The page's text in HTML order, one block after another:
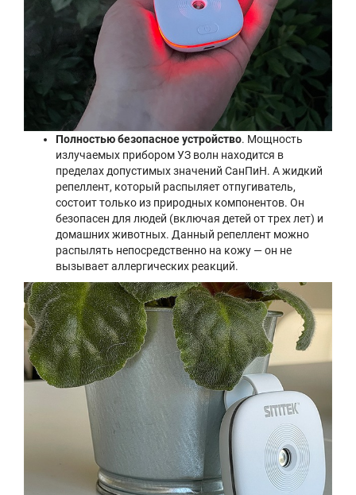
Полностью безопасное устройство. Мощность
излучаемых прибором УЗ волн находится в
пределах допустимых значений СанПиН. А жидкий
репеллент, который распыляет отпугиватель,
состоит только из природных компонентов. Он
безопасен для людей (включая детей от трех лет) и
домашних животных. Данный репеллент можно
распылять непосредственно на кожу — он не
вызывает аллергических реакций.